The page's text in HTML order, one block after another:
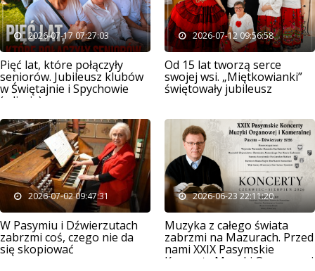
2026-07-17 07:27:03
Pięć lat, które połączyły
seniorów. Jubileusz klubów
w Świętajnie i Spychowie
(zdjęcia)
2026-07-12 09:56:58
Od 15 lat tworzą serce
swojej wsi. „Miętkowianki”
świętowały jubileusz
2026-07-02 09:47:31
W Pasymiu i Dźwierzutach
zabrzmi coś, czego nie da
się skopiować
2026-06-23 22:11:20
Muzyka z całego świata
zabrzmi na Mazurach. Przed
nami XXIX Pasymskie
Koncerty Muzyki Organowej